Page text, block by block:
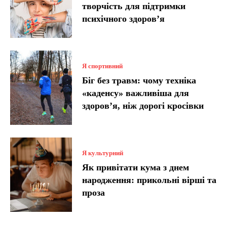
творчість для підтримки
психічного здоров’я
Я спортивний
Біг без травм: чому техніка
«каденсу» важливіша для
здоров’я, ніж дорогі кросівки
Я культурний
Як привітати кума з днем
народження: прикольні вірші та
проза